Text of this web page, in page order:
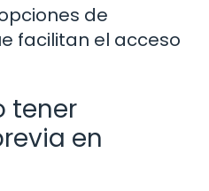
de
facilitan el acceso
tener
en